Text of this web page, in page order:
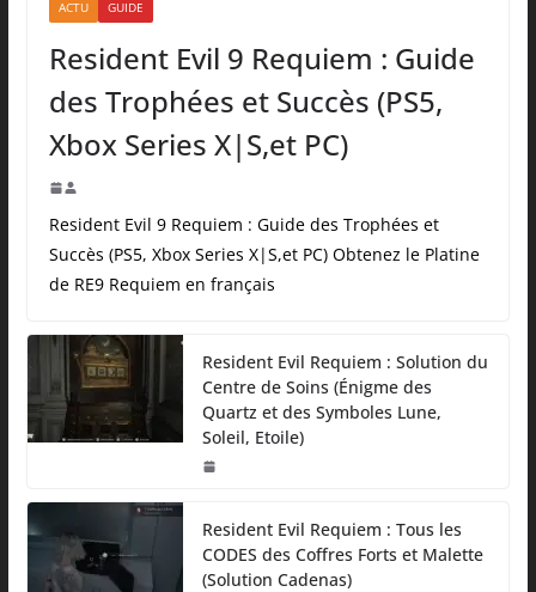
ACTU GUIDE
Resident Evil 9 Requiem : Guide
des Trophées et Succès (PS5,
Xbox Series X|S,et PC)
Resident Evil 9 Requiem : Guide des Trophées et
Succès (PS5, Xbox Series X|S,et PC) Obtenez le Platine
de RE9 Requiem en français
Resident Evil Requiem : Solution du
Centre de Soins (Énigme des
Quartz et des Symboles Lune,
Soleil, Etoile)
Resident Evil Requiem : Tous les
CODES des Coffres Forts et Malette
(Solution Cadenas)